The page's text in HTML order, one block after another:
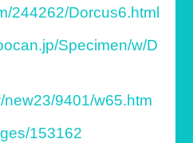
244262/Dorcus6.html
Specimen/w/D
new23/9401/w65.htm
153162